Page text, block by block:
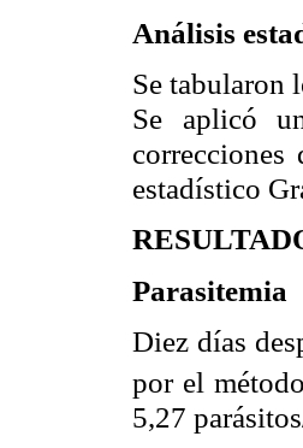
Análisis
Se tabularon
Se aplicó
correcciones
estadístico
Parasitemia
Diez días
por el
5,27